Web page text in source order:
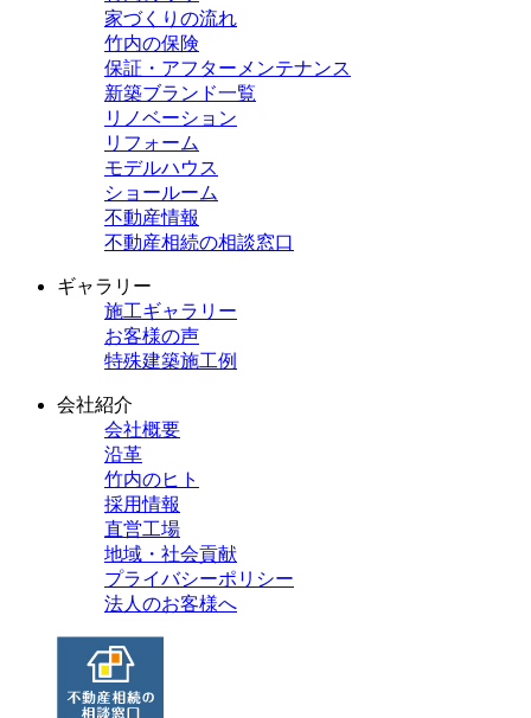
家づくりの流れ
竹内の保険
保証・アフターメンテナンス
新築ブランド一覧
リノベーション
リフォーム
モデルハウス
ショールーム
不動産情報
不動産相続の相談窓口
ギャラリー
施工ギャラリー
お客様の声
特殊建築施工例
会社紹介
会社概要
沿革
竹内のヒト
採用情報
直営工場
地域・社会貢献
プライバシーポリシー
法人のお客様へ